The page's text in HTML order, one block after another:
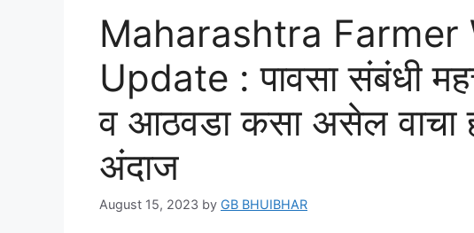
Maharashtra Farmer
Update : पावसा संबंधी
व आठवडा कसा असेल वाचा
अंदाज
August 15, 2023 by GB BHUIBHAR